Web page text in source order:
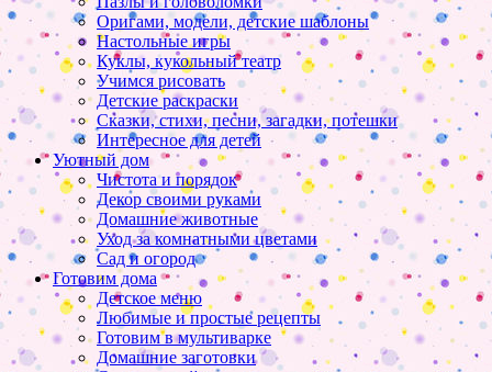
Оригами, модели, детские шаблоны
Настольные игры
Куклы, кукольный театр
Учимся рисовать
Детские раскраски
Сказки, стихи, песни, загадки, потешки
Интересное для детей
Уютный дом
Чистота и порядок
Декор своими руками
Домашние животные
Уход за комнатными цветами
Сад и огород
Готовим дома
Детское меню
Любимые и простые рецепты
Готовим в мультиварке
Домашние заготовки